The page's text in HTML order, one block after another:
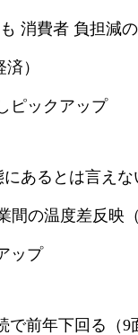
消費者 負担減
）
ピックアップ
あるとは言え
間の温度差反映
ップ
で前年下回る（9